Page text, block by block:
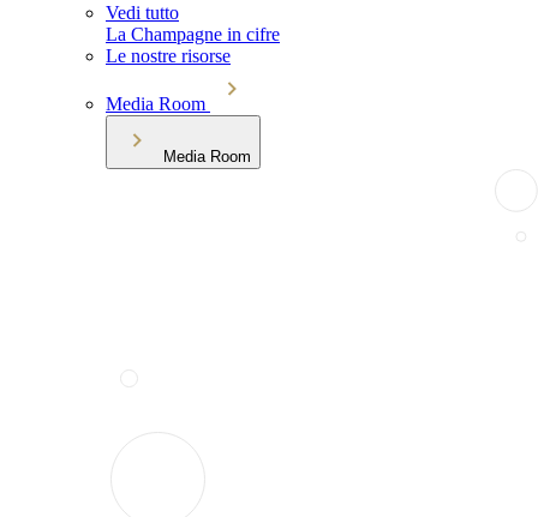
Vedi tutto
La Champagne in cifre
Le nostre risorse
Media Room
Media Room